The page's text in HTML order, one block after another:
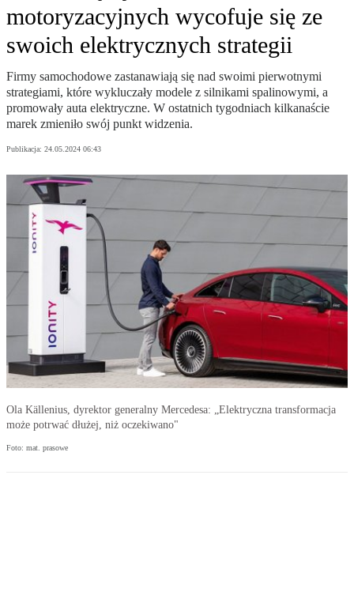
motoryzacyjnych wycofuje się ze
swoich elektrycznych strategii
Firmy samochodowe zastanawiają się nad swoimi pierwotnymi
strategiami, które wykluczały modele z silnikami spalinowymi, a
promowały auta elektryczne. W ostatnich tygodniach kilkanaście
marek zmieniło swój punkt widzenia.
Publikacja: 24.05.2024 06:43
Ola Källenius, dyrektor generalny Mercedesa: „Elektryczna transformacja
może potrwać dłużej, niż oczekiwano"
Foto: mat. prasowe